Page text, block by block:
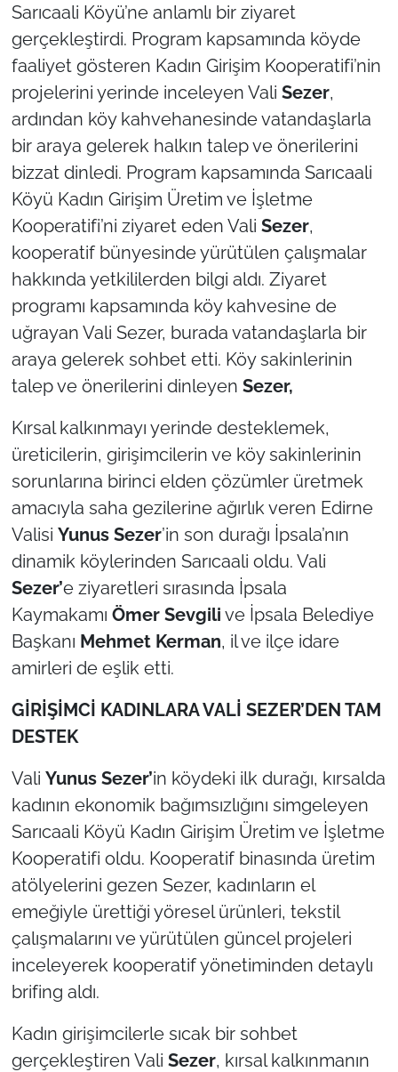
Sarıcaali Köyü’ne anlamlı bir ziyaret
gerçekleştirdi. Program kapsamında köyde
faaliyet gösteren Kadın Girişim Kooperatifi’nin
projelerini yerinde inceleyen Vali Sezer,
ardından köy kahvehanesinde vatandaşlarla
bir araya gelerek halkın talep ve önerilerini
bizzat dinledi. Program kapsamında Sarıcaali
Köyü Kadın Girişim Üretim ve İşletme
Kooperatifi’ni ziyaret eden Vali Sezer,
kooperatif bünyesinde yürütülen çalışmalar
hakkında yetkililerden bilgi aldı. Ziyaret
programı kapsamında köy kahvesine de
uğrayan Vali Sezer, burada vatandaşlarla bir
araya gelerek sohbet etti. Köy sakinlerinin
talep ve önerilerini dinleyen Sezer,
Kırsal kalkınmayı yerinde desteklemek,
üreticilerin, girişimcilerin ve köy sakinlerinin
sorunlarına birinci elden çözümler üretmek
amacıyla saha gezilerine ağırlık veren Edirne
Valisi Yunus Sezer’in son durağı İpsala’nın
dinamik köylerinden Sarıcaali oldu. Vali
Sezer’e ziyaretleri sırasında İpsala
Kaymakamı Ömer Sevgili ve İpsala Belediye
Başkanı Mehmet Kerman, il ve ilçe idare
amirleri de eşlik etti.
GİRİŞİMCİ KADINLARA VALİ SEZER’DEN TAM
DESTEK
Vali Yunus Sezer’in köydeki ilk durağı, kırsalda
kadının ekonomik bağımsızlığını simgeleyen
Sarıcaali Köyü Kadın Girişim Üretim ve İşletme
Kooperatifi oldu. Kooperatif binasında üretim
atölyelerini gezen Sezer, kadınların el
emeğiyle ürettiği yöresel ürünleri, tekstil
çalışmalarını ve yürütülen güncel projeleri
inceleyerek kooperatif yönetiminden detaylı
brifing aldı.
Kadın girişimcilerle sıcak bir sohbet
gerçekleştiren Vali Sezer, kırsal kalkınmanın
Magazin
İş Dünyası
Bilim Teknoloji
English News
Canlı Maç
Finans
Genel-A
Gündem-Eğitim